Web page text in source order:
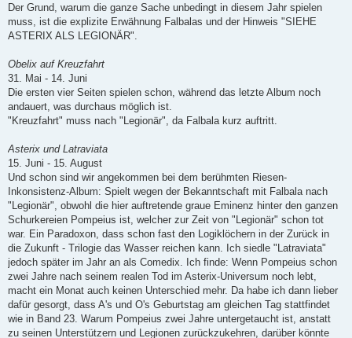
Der Grund, warum die ganze Sache unbedingt in diesem Jahr spielen
muss, ist die explizite Erwähnung Falbalas und der Hinweis "SIEHE
ASTERIX ALS LEGIONÄR".
Obelix auf Kreuzfahrt
31. Mai - 14. Juni
Die ersten vier Seiten spielen schon, während das letzte Album noch
andauert, was durchaus möglich ist.
"Kreuzfahrt" muss nach "Legionär", da Falbala kurz auftritt.
Asterix und Latraviata
15. Juni - 15. August
Und schon sind wir angekommen bei dem berühmten Riesen-
Inkonsistenz-Album: Spielt wegen der Bekanntschaft mit Falbala nach
"Legionär", obwohl die hier auftretende graue Eminenz hinter den ganzen
Schurkereien Pompeius ist, welcher zur Zeit von "Legionär" schon tot
war. Ein Paradoxon, dass schon fast den Logiklöchern in der Zurück in
die Zukunft - Trilogie das Wasser reichen kann. Ich siedle "Latraviata"
jedoch später im Jahr an als Comedix. Ich finde: Wenn Pompeius schon
zwei Jahre nach seinem realen Tod im Asterix-Universum noch lebt,
macht ein Monat auch keinen Unterschied mehr. Da habe ich dann lieber
dafür gesorgt, dass A's und O's Geburtstag am gleichen Tag stattfindet
wie in Band 23. Warum Pompeius zwei Jahre untergetaucht ist, anstatt
zu seinen Unterstützern und Legionen zurückzukehren, darüber könnte